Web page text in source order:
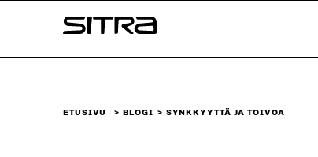
sisältöön
Sitra
ETUSIVU BLOGI SYNKKYYTTÄ JA TOIVOA